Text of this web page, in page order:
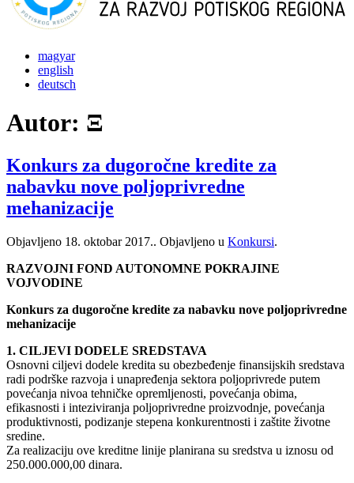
magyar
english
deutsch
Autor: Ξ
Konkurs za dugoročne kredite za
nabavku nove poljoprivredne
mehanizacije
Objavljeno 18. oktobar 2017.. Objavljeno u Konkursi.
RAZVOJNI FOND AUTONOMNE POKRAJINE
VOJVODINE
Konkurs za dugoročne kredite za nabavku nove poljoprivredne
mehanizacije
1. CILJEVI DODELE SREDSTAVA
Osnovni ciljevi dodele kredita su obezbeđenje finansijskih sredstava
radi podrške razvoja i unapređenja sektora poljoprivrede putem
povećanja nivoa tehničke opremljenosti, povećanja obima,
efikasnosti i inteziviranja poljoprivredne proizvodnje, povećanja
produktivnosti, podizanje stepena konkurentnosti i zaštite životne
sredine.
Za realizaciju ove kreditne linije planirana su sredstva u iznosu od
250.000.000,00 dinara.